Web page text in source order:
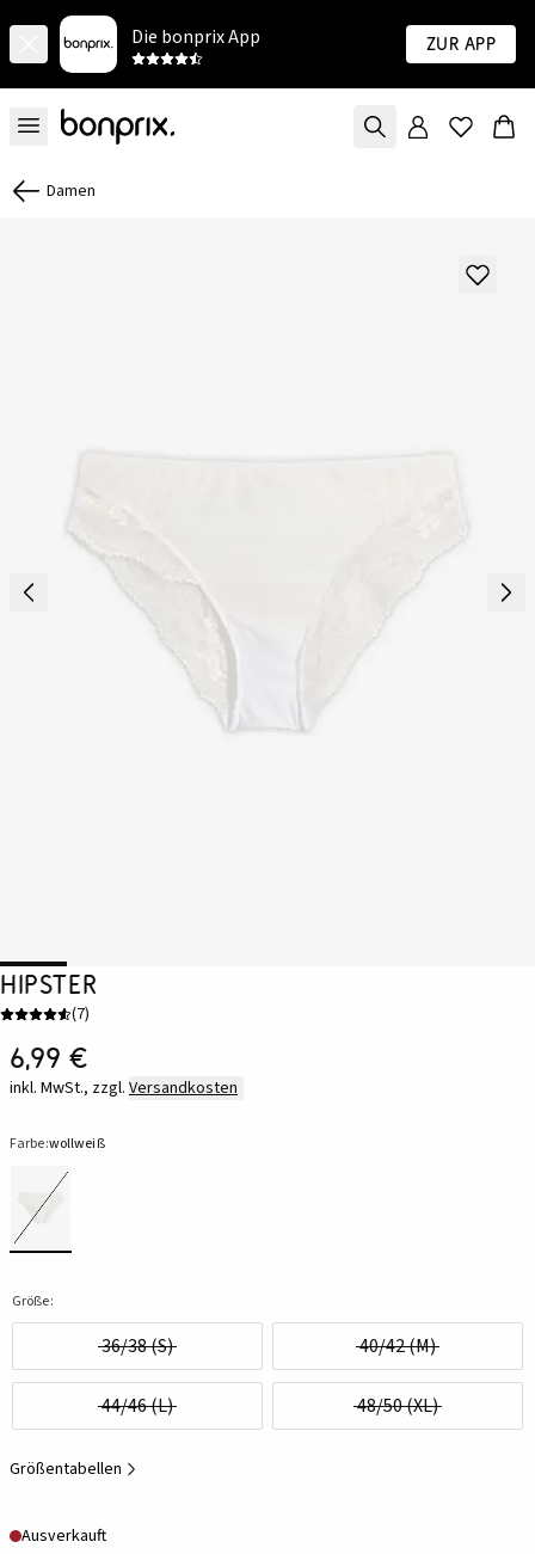
Die bonprix App Zur App
Damen
Hipster
(7)
6,99 €
inkl. MwSt., zzgl. Versandkosten
Farbe:wollweiß
Größe:
36/38 (S) 40/42 (M)
44/46 (L) 48/50 (XL)
Größentabellen
Ausverkauft